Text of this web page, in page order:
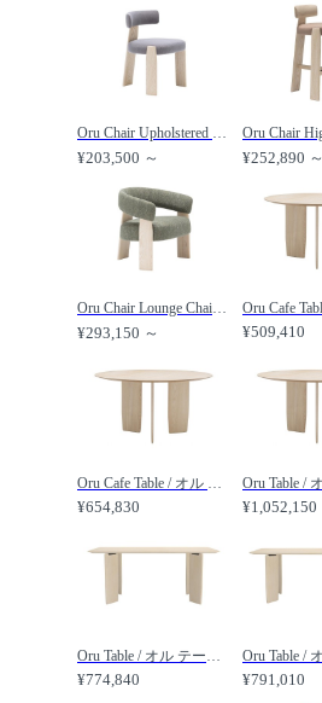
Oru Chair Upholstered Seat and Back / オル チェア SI2270 張背座 /
¥203,500 ～ ¥252,890 ～
Oru Chair Lounge Chair Upholstered Seat and Back / オル チェア BU2277 ラウンジチェア 張背座 /
¥293,150 ～ ¥509,410
Oru Cafe Table / オル カフェテーブル ME06306 直径150cm /
¥654,830 ¥1,052,150
Oru Table / オル テーブル ME6540 幅180cm /
¥774,840 ¥791,010